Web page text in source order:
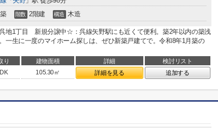
階数 2階建 構造 木造
地1丁目 新規分譲中☆：呉線矢野駅にも近くて便利。築2年以内の築浅
一生に一度のマイホーム探しは、ぜひ新築戸建てで。令和8年1月築の
り 建物面積 詳細
検討リスト
105.30㎡ 詳細を見る 追加する